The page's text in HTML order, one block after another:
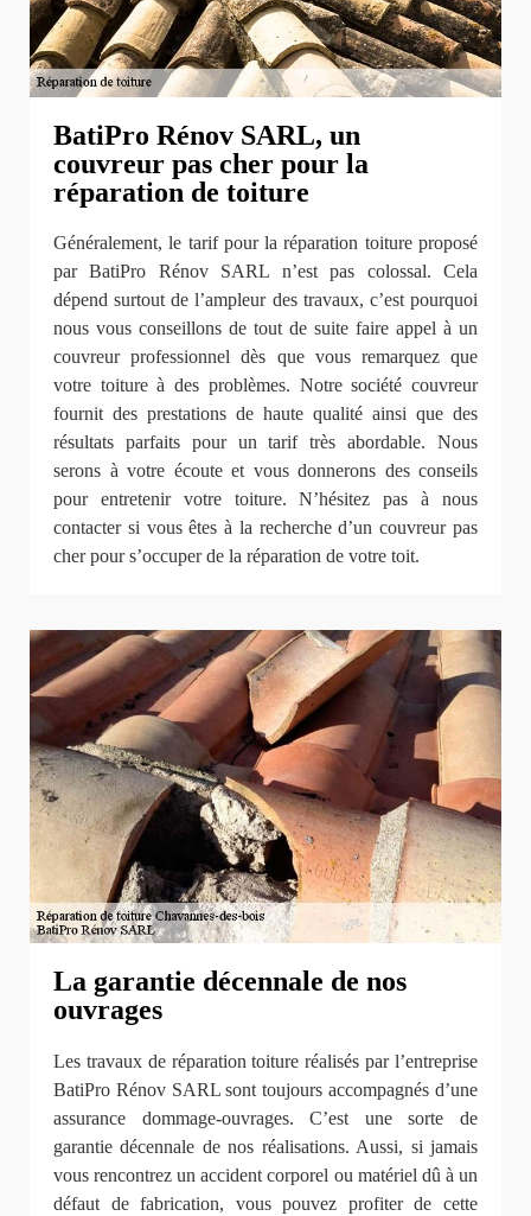
BatiPro Rénov SARL, un
couvreur pas cher pour la
réparation de toiture
Généralement, le tarif pour la réparation toiture proposé
par BatiPro Rénov SARL n’est pas colossal. Cela
dépend surtout de l’ampleur des travaux, c’est pourquoi
nous vous conseillons de tout de suite faire appel à un
couvreur professionnel dès que vous remarquez que
votre toiture à des problèmes. Notre société couvreur
fournit des prestations de haute qualité ainsi que des
résultats parfaits pour un tarif très abordable. Nous
serons à votre écoute et vous donnerons des conseils
pour entretenir votre toiture. N’hésitez pas à nous
contacter si vous êtes à la recherche d’un couvreur pas
cher pour s’occuper de la réparation de votre toit.
La garantie décennale de nos
ouvrages
Les travaux de réparation toiture réalisés par l’entreprise
BatiPro Rénov SARL sont toujours accompagnés d’une
assurance dommage-ouvrages. C’est une sorte de
garantie décennale de nos réalisations. Aussi, si jamais
vous rencontrez un accident corporel ou matériel dû à un
défaut de fabrication, vous pouvez profiter de cette